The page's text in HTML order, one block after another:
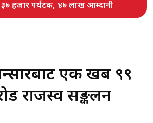
३७ हजार पर्यटक, ४७ लाख आम्दानी
एक खर्ब ९९
राजस्व सङ्कलन